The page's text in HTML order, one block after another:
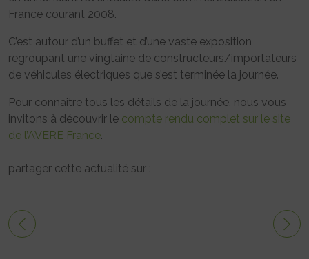
France courant 2008.
C’est autour d’un buffet et d’une vaste exposition
regroupant une vingtaine de constructeurs/importateurs
de véhicules électriques que s’est terminée la journée.
Pour connaitre tous les détails de la journée, nous vous
invitons à découvrir le compte rendu complet sur le site
de l’AVERE France.
partager cette actualité sur :